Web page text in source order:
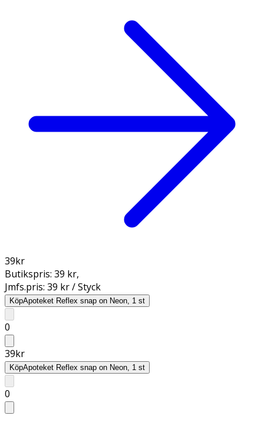
39kr
Butikspris: 39 kr,
Jmfs.pris: 39 kr / Styck
KöpApoteket Reflex snap on Neon, 1 st
0
39kr
KöpApoteket Reflex snap on Neon, 1 st
0